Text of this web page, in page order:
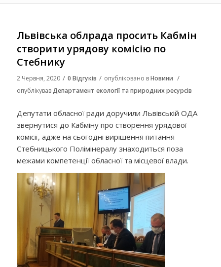
Львівська облрада просить Кабмін
створити урядову комісію по
Стебнику
2 Червня, 2020 / 0 Відгуків / опубліковано вНовини /
опублікувавДепартамент екології та природних ресурсів
Депутати обласної ради доручили Львівській ОДА
звернутися до Кабміну про створення урядової
комісії, адже на сьогодні вирішення питання
Стебницького Полімінералу знаходиться поза
межами компетенції обласної та місцевої влади.